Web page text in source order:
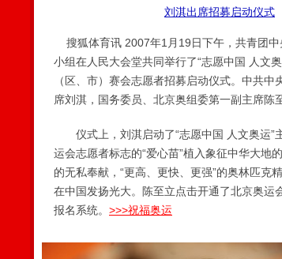
刘淇出席招募启动仪式
搜狐体育讯 2007年1月19日下午，共青团
小组在人民大会堂共同举行了“志愿中国 人文
（区、市）赛会志愿者招募启动仪式。中共
席刘淇，国务委员、北京奥组委第一副主席陈
仪式上，刘淇启动了“志愿中国 人文奥运”
运会志愿者标志的“爱心苗”植入象征中华大地
的无私奉献，“更高、更快、更强”的奥林匹克
在中国发扬光大。陈至立点击开通了北京奥
报名系统。 >>>祝福奥运